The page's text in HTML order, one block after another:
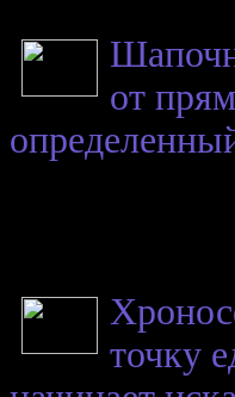
от
точку